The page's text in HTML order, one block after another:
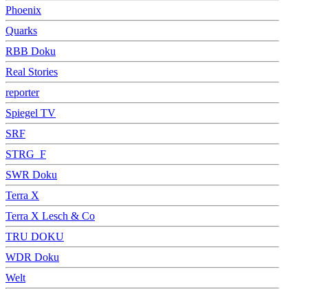
Phoenix
Quarks
RBB Doku
Real Stories
reporter
Spiegel TV
SRF
STRG_F
SWR Doku
Terra X
Terra X Lesch & Co
TRU DOKU
WDR Doku
Welt